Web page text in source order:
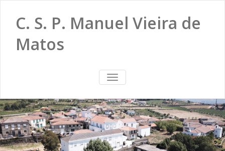
C. S. P. Manuel Vieira de
Matos
TOGGLE
NAVIGATION